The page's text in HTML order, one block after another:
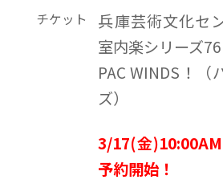
チケット
兵庫芸術文化セ
室内楽シリーズ76
PAC WINDS！（
ズ）
3/17(金
予約開始！